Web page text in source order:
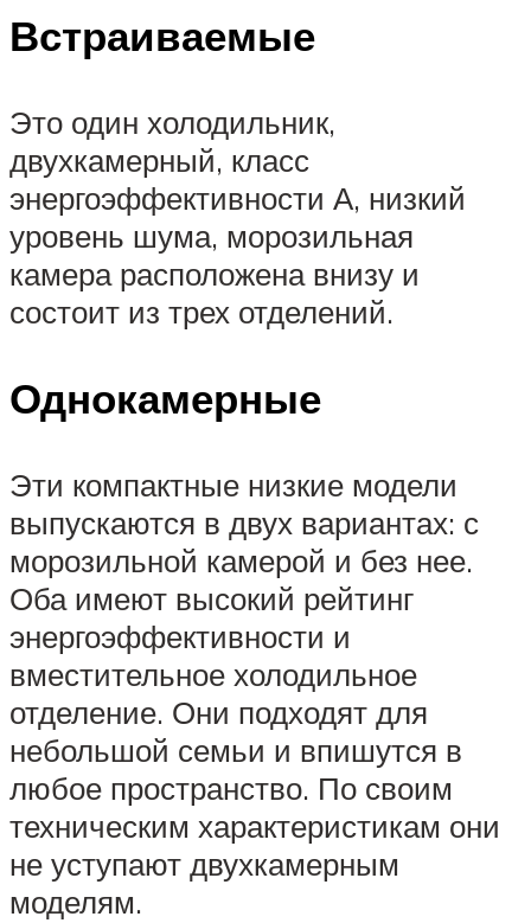
Встраиваемые
Это один холодильник,
двухкамерный, класс
энергоэффективности А, низкий
уровень шума, морозильная
камера расположена внизу и
состоит из трех отделений.
Однокамерные
Эти компактные низкие модели
выпускаются в двух вариантах: с
морозильной камерой и без нее.
Оба имеют высокий рейтинг
энергоэффективности и
вместительное холодильное
отделение. Они подходят для
небольшой семьи и впишутся в
любое пространство. По своим
техническим характеристикам они
не уступают двухкамерным
моделям.